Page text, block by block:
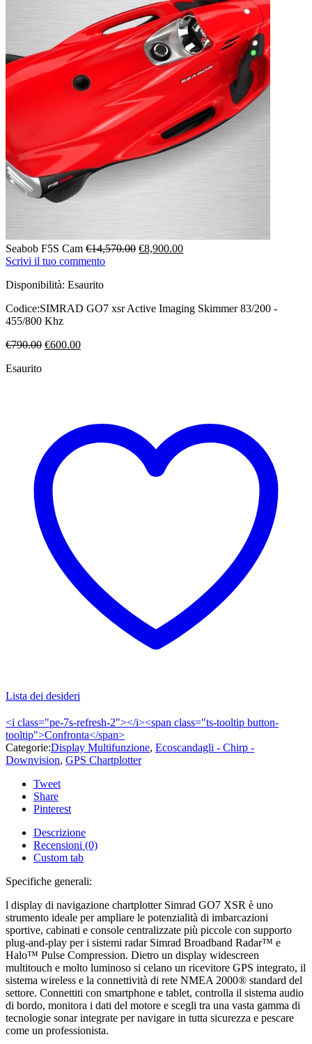
Seabob F5S Cam €14,570.00 Il
€8,900.00Il
Scrivi il tuo commento
Disponibilità: Esaurito
Codice:SIMRAD GO7 xsr Active Imaging Skimmer 83/200 -
455/800 Khz
€790.00 Il
€600.00Il
Esaurito
Lista dei desideri
<i class="pe-7s-refresh-2"></i><span class="ts-tooltip button-
tooltip">Confronta</span>
Categorie:Display Multifunzione, Ecoscandagli - Chirp -
Downvision, GPS Chartplotter
Tweet
Share
Pinterest
Descrizione
Recensioni (0)
Custom tab
Specifiche generali:
l display di navigazione chartplotter Simrad GO7 XSR è uno
strumento ideale per ampliare le potenzialità di imbarcazioni
sportive, cabinati e console centralizzate più piccole con supporto
plug-and-play per i sistemi radar Simrad Broadband Radar™ e
Halo™ Pulse Compression. Dietro un display widescreen
multitouch e molto luminoso si celano un ricevitore GPS integrato, il
sistema wireless e la connettività di rete NMEA 2000® standard del
settore. Connettiti con smartphone e tablet, controlla il sistema audio
di bordo, monitora i dati del motore e scegli tra una vasta gamma di
tecnologie sonar integrate per navigare in tutta sicurezza e pescare
come un professionista.